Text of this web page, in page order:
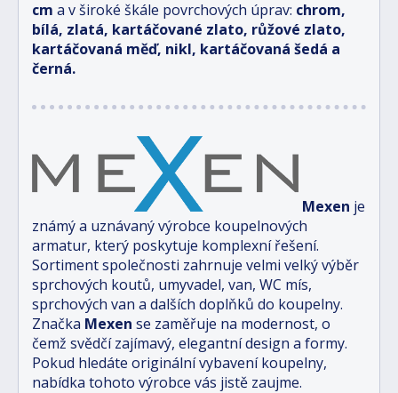
cm a v široké škále povrchových úprav: chrom,
bílá, zlatá, kartáčované zlato, růžové zlato,
kartáčovaná měď, nikl, kartáčovaná šedá a
černá.
Mexen je
známý a uznávaný výrobce koupelnových
armatur, který poskytuje komplexní řešení.
Sortiment společnosti zahrnuje velmi velký výběr
sprchových koutů, umyvadel, van, WC mís,
sprchových van a dalších doplňků do koupelny.
Značka Mexen se zaměřuje na modernost, o
čemž svědčí zajímavý, elegantní design a formy.
Pokud hledáte originální vybavení koupelny,
nabídka tohoto výrobce vás jistě zaujme.